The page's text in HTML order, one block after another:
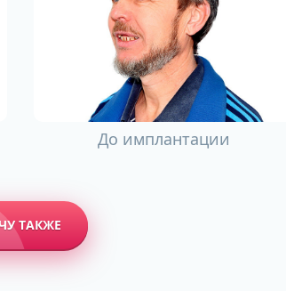
До имплантации
ТАКЖЕ